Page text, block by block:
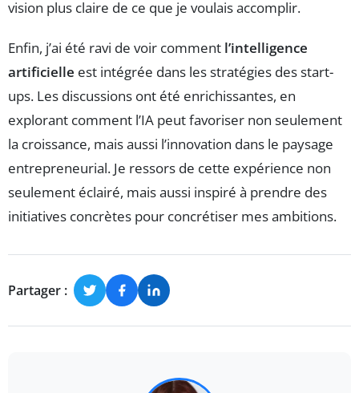
vision plus claire de ce que je voulais accomplir.
Enfin, j’ai été ravi de voir comment l’intelligence
artificielle est intégrée dans les stratégies des start-
ups. Les discussions ont été enrichissantes, en
explorant comment l’IA peut favoriser non seulement
la croissance, mais aussi l’innovation dans le paysage
entrepreneurial. Je ressors de cette expérience non
seulement éclairé, mais aussi inspiré à prendre des
initiatives concrètes pour concrétiser mes ambitions.
Partager :